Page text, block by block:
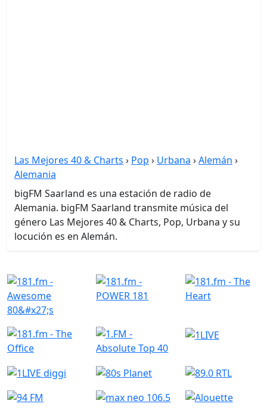
Las Mejores 40 & Charts › Pop › Urbana ›Alemán ›
Alemania
bigFM Saarland es una estación de radio de
Alemania. bigFM Saarland transmite música del
género Las Mejores 40 & Charts, Pop, Urbana y su
locución es en Alemán.